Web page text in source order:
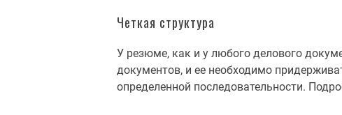
Четкая структура
У резюме, как и у любого делового
документов, и ее необходимо
определенной последовательности.